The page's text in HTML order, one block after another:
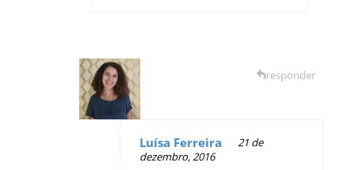
Luísa Ferreira
21 de
dezembro, 2016
responder